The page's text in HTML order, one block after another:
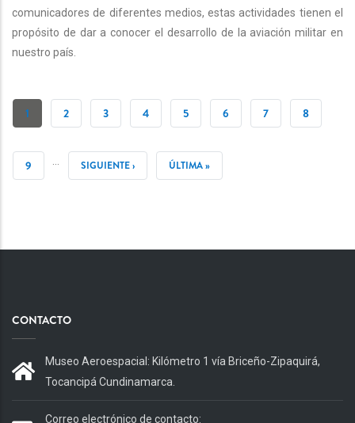
comunicadores de diferentes medios, estas actividades tienen el
propósito de dar a conocer el desarrollo de la aviación militar en
nuestro país.
PAGINACIÓN
PÁGINA
1 PÁGINA
2 PÁGINA
3 PÁGINA
4 PÁGINA
5 PÁGINA
6 PÁGINA
7 PÁGINA
8
PÁGINA
9
SIGUIENTE
SIGUIENTE ›
ÚLTIMA
ÚLTIMA »
CONTACTO
Museo Aeroespacial: Kilómetro 1 vía Briceño-Zipaquirá,
Tocancipá Cundinamarca.
Correo electrónico de contacto: